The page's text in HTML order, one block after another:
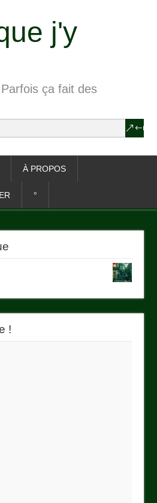
j'y
ça fait des
À PROPOS
°
!